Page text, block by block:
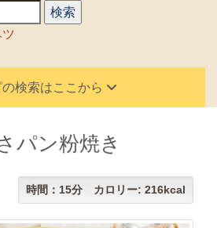
の検索はここから
パン粉焼き
時間：15分 カロリー: 216kcal